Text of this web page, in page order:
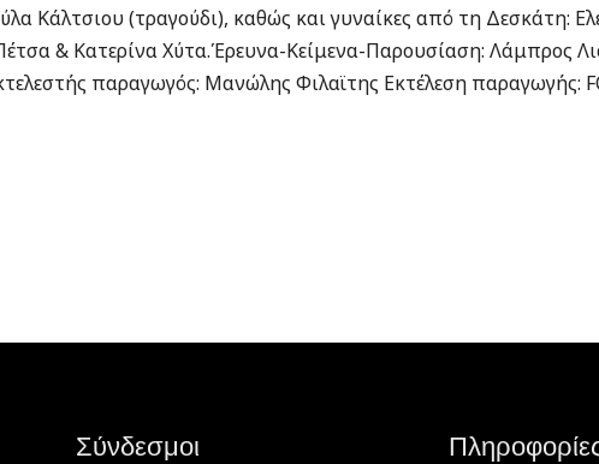
Κάλτσιου (τραγούδι), καθώς και γυναίκες από τη Δεσκάτη:
& Κατερίνα Χύτα.Έρευνα-Κείμενα-Παρουσίαση: Λάμπρος
παραγωγός: Μανώλης Φιλαϊτης Εκτέλεση παραγωγής:
Σύνδεσμοι